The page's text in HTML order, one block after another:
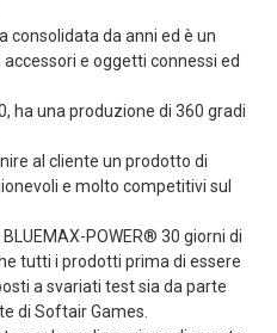
consolidata da anni ed è un
e oggetti connessi ed
ha una produzione di 360 gradi
al cliente un prodotto di
e molto competitivi sul
POWER® 30 giorni di
tutti i prodotti prima di essere
a svariati test sia da parte
di Softair Games.